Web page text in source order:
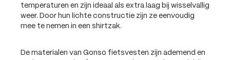
temperaturen en zijn ideaal als extra laag bij wisselvallig
weer. Door hun lichte constructie zijn ze eenvoudig
mee te nemen in een shirtzak.
De materialen van Gonso fietsvesten zijn ademend en